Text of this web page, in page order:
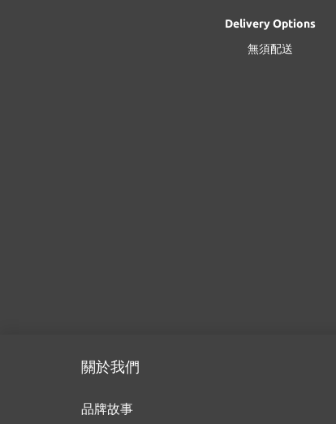
Delivery Options
無須配送
關於我們
品牌故事